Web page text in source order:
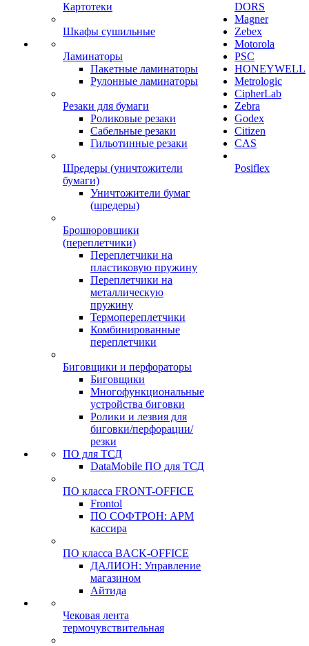
Картотеки
Шкафы сушильные
Ламинаторы
Пакетные ламинаторы
Рулонные ламинаторы
Резаки для бумаги
Роликовые резаки
Сабельные резаки
Гильотинные резаки
Шредеры (уничтожители
бумаги)
Уничтожители бумаг
(шредеры)
Брошюровщики
(переплетчики)
Переплетчики на
пластиковую пружину
Переплетчики на
металлическую
пружину
Термопереплетчики
Комбинированные
переплетчики
Биговщики и перфораторы
Биговщики
Многофункциональные
устройства биговки
Ролики и лезвия для
биговки/перфорации/
резки
ПО для ТСД
DataMobile ПО для ТСД
ПО класса FRONT-OFFICE
Frontol
ПО СОФТРОН: АРМ
кассира
ПО класса BACK-OFFICE
ДАЛИОН: Управление
магазином
Айтида
Чековая лента
термочувствительная
DORS
Magner
Zebex
Motorola
PSC
HONEYWELL
Metrologic
CipherLab
Zebra
Godex
Citizen
CAS
Posiflex